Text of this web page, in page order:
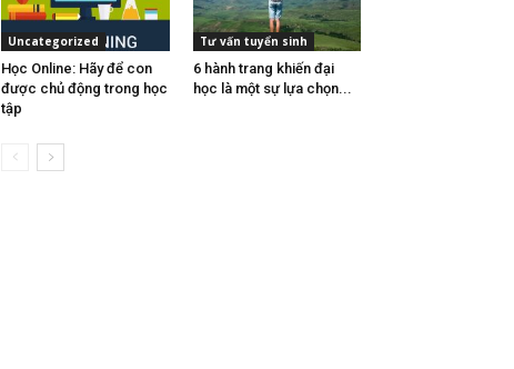
Uncategorized
Học Online: Hãy để con
được chủ động trong học
tập
Tư vấn tuyển sinh
6 hành trang khiến đại
học là một sự lựa chọn...